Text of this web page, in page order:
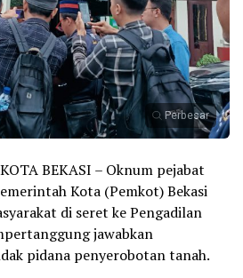
Perbesar
BEKASI – Oknum pejabat
Kota (Pemkot) Bekasi
di seret ke Pengadilan
jawabkan
pidana penyerobotan tanah.